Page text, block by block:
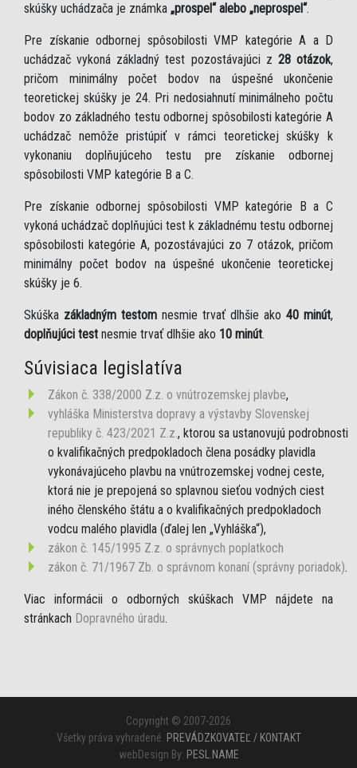
skúšky uchádzača je známka „prospel“ alebo „neprospel“.
Pre získanie odbornej spôsobilosti VMP kategórie A a D
uchádzač vykoná základný test pozostávajúci z 28 otázok,
pričom minimálny počet bodov na úspešné ukončenie
teoretickej skúšky je 24. Pri nedosiahnutí minimálneho počtu
bodov zo základného testu odbornej spôsobilosti kategórie A
uchádzač nemôže pristúpiť v rámci teoretickej skúšky k
vykonaniu doplňujúceho testu pre získanie odbornej
spôsobilosti VMP kategórie B a C.
Pre získanie odbornej spôsobilosti VMP kategórie B a C
vykoná uchádzač doplňujúci test k základnému testu odbornej
spôsobilosti kategórie A, pozostávajúci zo 7 otázok, pričom
minimálny počet bodov na úspešné ukončenie teoretickej
skúšky je 6.
Skúška základným testom nesmie trvať dlhšie ako 40 minút,
doplňujúci test nesmie trvať dlhšie ako 10 minút.
Súvisiaca legislatíva
Zákon č. 338/2000 Z.z. o vnútrozemskej plavbe,
vyhláška Ministerstva dopravy a výstavby Slovenskej
republiky č. 423/2021 Z.z., ktorou sa ustanovujú podrobnosti
o kvalifikačných predpokladoch člena posádky plavidla
vykonávajúceho plavbu na vnútrozemskej vodnej ceste,
ktorá nie je prepojená so splavnou sieťou vodných ciest
iného členského štátu a o kvalifikačných predpokladoch
vodcu malého plavidla (ďalej len „Vyhláška“),
zákon č. 145/1995 Z.z. o správnych poplatkoch
zákon č. 71/1967 Zb. o správnom konaní (správny poriadok).
Viac informácii o odborných skúškach VMP nájdete na
stránkach Dopravného úradu.
Copyright © 2007-2026
Všetky práva vyhradené. PREVÁDZKOVATEĽ / KONTAKT
webDesign By: PESL.NAME